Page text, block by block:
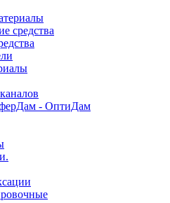
средства
- ОптиДам